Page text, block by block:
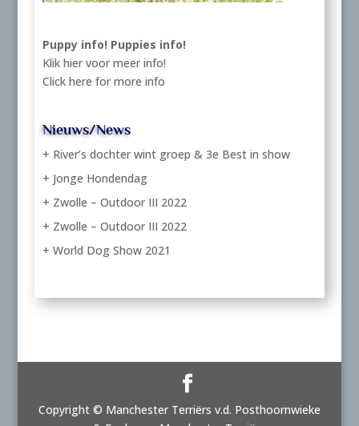
Puppy info! Puppies info!
Klik hier voor meer info!
Click here for more info
Nieuws/News
+ River’s dochter wint groep & 3e Best in show
+ Jonge Hondendag
+ Zwolle – Outdoor III 2022
+ Zwolle – Outdoor III 2022
+ World Dog Show 2021
Copyright © Manchester Terriërs v.d. Posthoornwieke